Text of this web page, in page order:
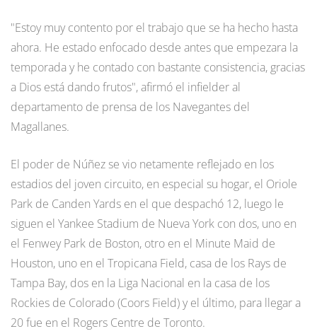
"Estoy muy contento por el trabajo que se ha hecho hasta
ahora. He estado enfocado desde antes que empezara la
temporada y he contado con bastante consistencia, gracias
a Dios está dando frutos", afirmó el infielder al
departamento de prensa de los Navegantes del
Magallanes.
El poder de Núñez se vio netamente reflejado en los
estadios del joven circuito, en especial su hogar, el Oriole
Park de Canden Yards en el que despachó 12, luego le
siguen el Yankee Stadium de Nueva York con dos, uno en
el Fenwey Park de Boston, otro en el Minute Maid de
Houston, uno en el Tropicana Field, casa de los Rays de
Tampa Bay, dos en la Liga Nacional en la casa de los
Rockies de Colorado (Coors Field) y el último, para llegar a
20 fue en el Rogers Centre de Toronto.